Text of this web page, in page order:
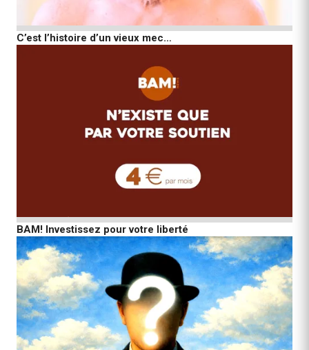
C’est l’histoire d’un vieux mec…
BAM! Investissez pour votre liberté